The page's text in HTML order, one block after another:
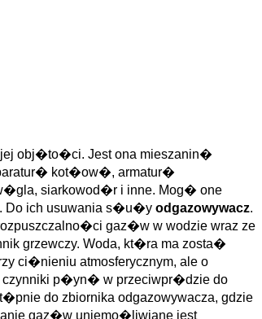
obj�to�ci. Jest ona mieszanin�
kot�ow�, armatur�
siarkowod�r i inne. Mog� one
Do ich usuwania s�u�y odgazowywacz.
gaz�w w wodzie wraz ze
grzewczy. Woda, kt�ra ma zosta�
ci�nieniu atmosferycznym, ale o
czynniki p�yn� w przeciwpr�dzie do
do zbiornika odgazowywacza, gdzie
gaz�w uniemo�liwiane jest